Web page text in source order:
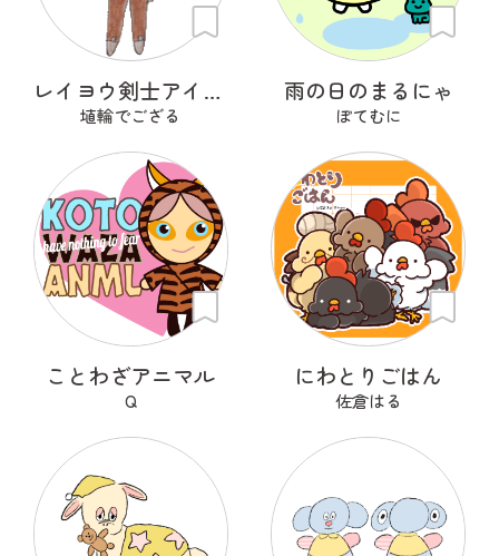
レイヨウ剣士アイベクサー
埴輪でござる
雨の日のまるにゃ
ぽてむに
ことわざアニマル
Q
にわとりごはん
佐倉はる